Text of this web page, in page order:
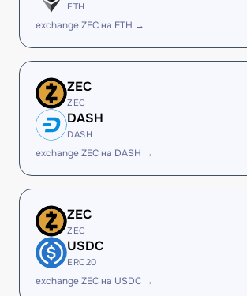
ETH
exchange ZEC на ETH →
ZEC
ZEC
DASH
DASH
exchange ZEC на DASH →
ZEC
ZEC
USDC
ERC20
exchange ZEC на USDC →